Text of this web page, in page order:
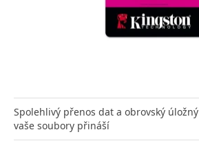
Spolehlivý přenos dat a obrovský
vaše soubory přináší